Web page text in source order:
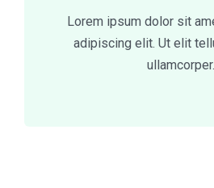
Lorem ipsum dolor sit
adipiscing elit. Ut elit
ullamcorper.